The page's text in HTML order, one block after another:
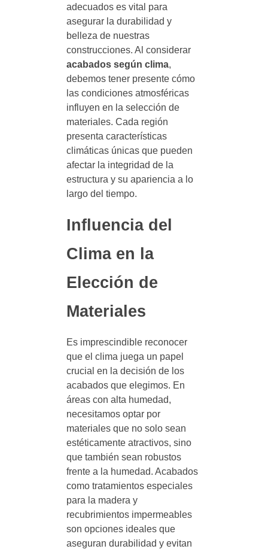
adecuados es vital para
asegurar la durabilidad y
belleza de nuestras
construcciones. Al considerar
acabados según clima,
debemos tener presente cómo
las condiciones atmosféricas
influyen en la selección de
materiales. Cada región
presenta características
climáticas únicas que pueden
afectar la integridad de la
estructura y su apariencia a lo
largo del tiempo.
Influencia del
Clima en la
Elección de
Materiales
Es imprescindible reconocer
que el clima juega un papel
crucial en la decisión de los
acabados que elegimos. En
áreas con alta humedad,
necesitamos optar por
materiales que no solo sean
estéticamente atractivos, sino
que también sean robustos
frente a la humedad. Acabados
como tratamientos especiales
para la madera y
recubrimientos impermeables
son opciones ideales que
aseguran durabilidad y evitan